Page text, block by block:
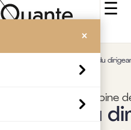
☰
×
Sortie du
Fiscalité & patrimoine
Sortie du